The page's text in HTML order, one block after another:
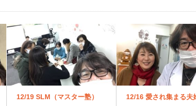
12/19 SLM（マスター塾） 12/16 愛され集まる夫